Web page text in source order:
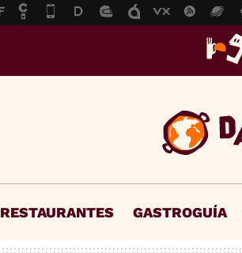
RESTAURANTES GASTROGUÍA